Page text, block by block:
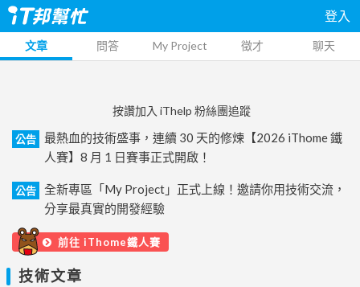
登入
文章 問答 My Project 徵才 聊天
按讚加入 iThelp 粉絲團追蹤
公告
最熱血的技術盛事，連續 30 天的修煉【2026 iThome 鐵
人賽】8 月 1 日賽事正式開啟！
公告
全新專區「My Project」正式上線！邀請你用技術交流，
分享最真實的開發經驗
前往 iThome鐵人賽
技術文章